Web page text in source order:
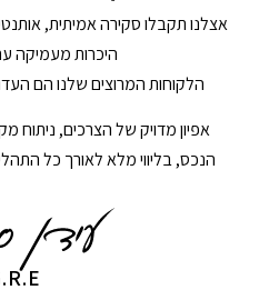
אצלנו תקבלו סקירה אמיתית,
היכרות מעמיקה
הלקוחות המרוצים שלנו הם
אפיון מדויק של הצרכים, ניתוח
הנכס, בליווי מלא לאורך כל